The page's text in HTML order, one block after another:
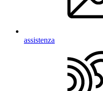
assistenza